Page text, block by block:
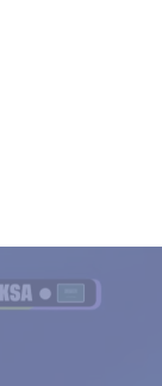
ス
キ